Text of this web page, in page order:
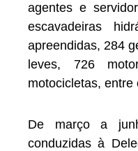
agentes e
escavadeiras
apreendidas, 284
leves, 726
motocicletas, entre
De março a
conduzidas à